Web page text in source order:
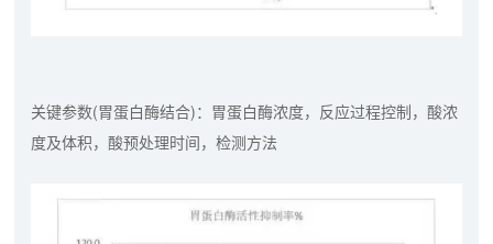
关键参数(胃蛋白酶结合)：胃蛋白酶浓度，反应过程控制，酸浓
度及体积，酸预处理时间，检测方法